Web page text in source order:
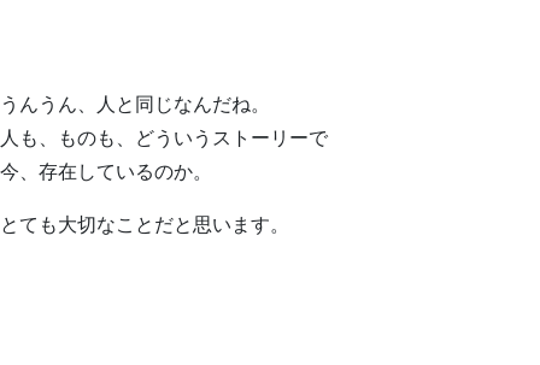
うんうん、人と同じなんだね。
人も、ものも、どういうストーリーで
今、存在しているのか。
とても大切なことだと思います。